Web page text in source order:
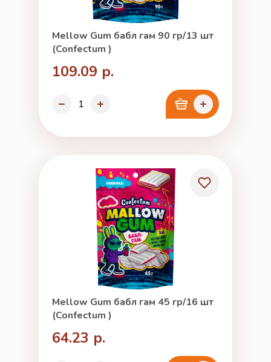
Mellow Gum бабл гам 90 гр/13 шт
(Confectum )
109.09 р.
Mellow Gum бабл гам 45 гр/16 шт
(Confectum )
64.23 р.